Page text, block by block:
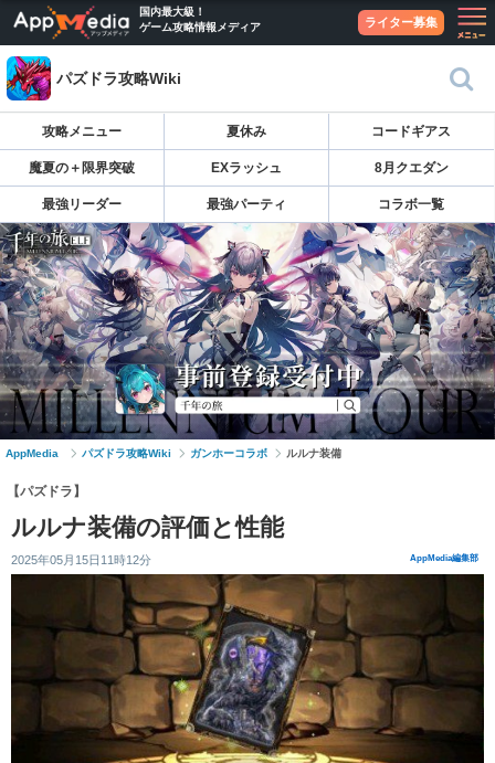
国内最大級！
ゲーム攻略情報メディア
ライター募集
パズドラ攻略Wiki
攻略メニュー 夏休み コードギアス
魔夏の＋限界突破 EXラッシュ 8月クエダン
最強リーダー 最強パーティ コラボ一覧
AppMedia パズドラ攻略Wiki ガンホーコラボ ルルナ装備
【パズドラ】
ルルナ装備の評価と性能
2025年05月15日11時12分 AppMedia編集部